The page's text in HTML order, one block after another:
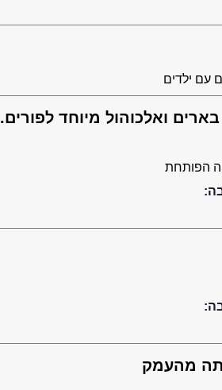
עם ילדים
ואלכוהול מיוחד לפורים.
הפותחת
מהעמק